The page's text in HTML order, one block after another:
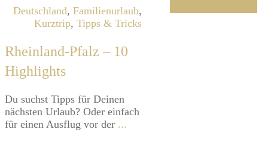
Deutschland, Familienurlaub,
Kurztrip, Tipps & Tricks
Rheinland-Pfalz – 10
Highlights
​Du suchst Tipps für Deinen
nächsten Urlaub? Oder einfach
für einen Ausflug vor der ...